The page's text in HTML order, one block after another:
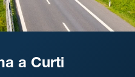
a Curti